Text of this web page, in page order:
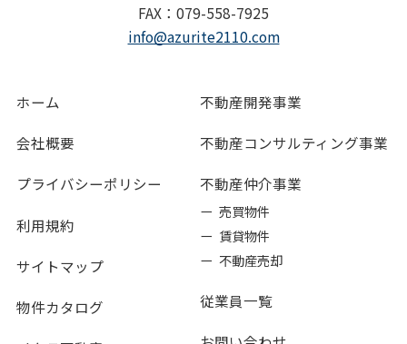
FAX：079-558-7925
info@azurite2110.com
ホーム
会社概要
プライバシーポリシー
利用規約
サイトマップ
物件カタログ
不動産開発事業
不動産コンサルティング事業
不動産仲介事業
ー 売買物件
ー 賃貸物件
ー 不動産売却
従業員一覧